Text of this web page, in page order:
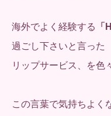
海外でよく経験する
過ごし下さいと言った
リップサービス、を色
この言葉で気持ちよく